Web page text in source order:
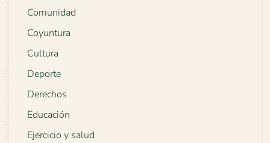
Comunidad
Coyuntura
Cultura
Deporte
Derechos
Educación
Ejercicio y salud